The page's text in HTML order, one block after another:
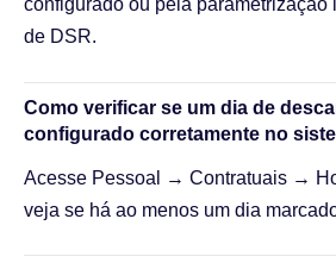
configurado ou pela parametrização
de DSR.
Como verificar se um dia de
configurado corretamente no
Acesse Pessoal → Contratuais →
veja se há ao menos um dia